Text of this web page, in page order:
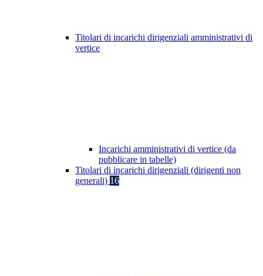
Titolari di incarichi dirigenziali amministrativi di
vertice
Incarichi amministrativi di vertice (da
pubblicare in tabelle)
Titolari di incarichi dirigenziali (dirigenti non
generali) 16